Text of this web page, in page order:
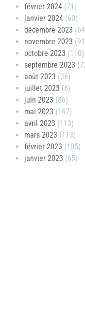
février 2024 (71)
janvier 2024 (60)
décembre 2023
novembre 2023
octobre 2023 (110)
septembre 2023
août 2023 (36)
juillet 2023 (8)
juin 2023 (86)
mai 2023 (167)
avril 2023 (113)
mars 2023 (113)
février 2023 (105)
janvier 2023 (65)